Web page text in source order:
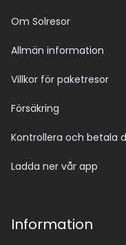
Om Solresor
Allmän information
Villkor för paketresor
Försäkring
Kontrollera och betala
Ladda ner vår app
Information